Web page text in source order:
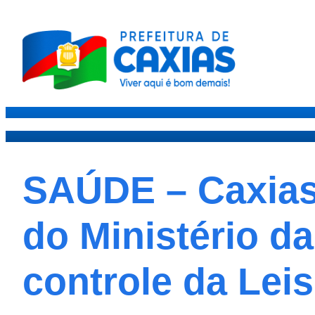
SAÚDE –
do Ministério
controle da